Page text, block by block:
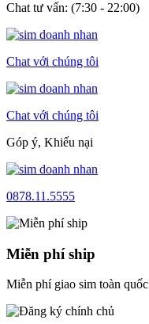
Chat tư vấn: (7:30 - 22:00)
Chat với chúng tôi
Chat với chúng tôi
Góp ý, Khiếu nại
0878.11.5555
Miễn phí ship
Miễn phí giao sim toàn quốc